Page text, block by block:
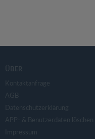
ÜBER
Kontaktanfrage
AGB
Datenschutzerklärung
APP- & Benutzerdaten löschen
Impressum